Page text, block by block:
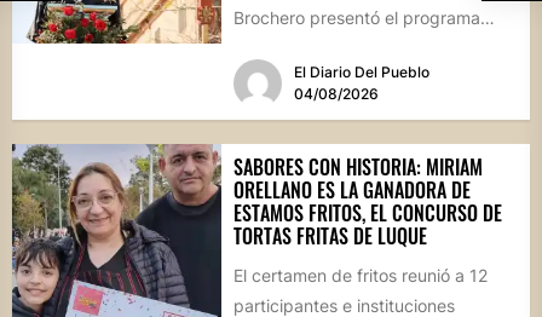
Brochero presentó el programa
El Diario Del Pueblo
04/08/2026
SABORES CON HISTORIA: MIRIAM
ORELLANO ES LA GANADORA DE
ESTAMOS FRITOS, EL CONCURSO DE
TORTAS FRITAS DE LUQUE
El certamen de fritos reunió a 12
participantes e instituciones